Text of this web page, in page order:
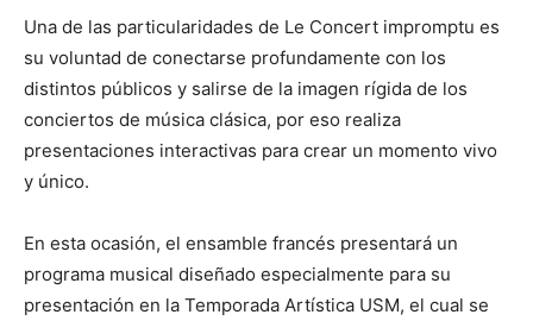
Una de las particularidades de Le Concert impromptu es
su voluntad de conectarse profundamente con los
distintos públicos y salirse de la imagen rígida de los
conciertos de música clásica, por eso realiza
presentaciones interactivas para crear un momento vivo
y único.
En esta ocasión, el ensamble francés presentará un
programa musical diseñado especialmente para su
presentación en la Temporada Artística USM, el cual se